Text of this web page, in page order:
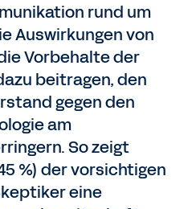
rund um
Auswirkungen von
Vorbehalte der
beitragen, den
gegen den
am
So zeigt
%) der vorsichtigen
eine